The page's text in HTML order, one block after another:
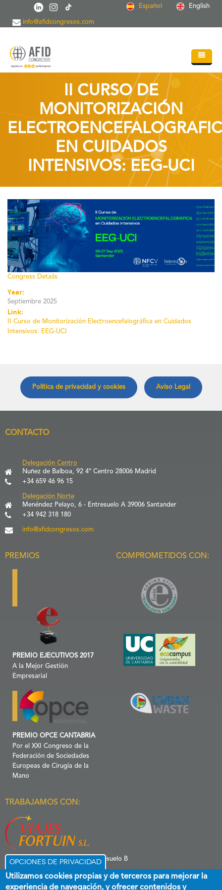
Pasar al contenido principal Español English
info@afidcongresos.com
Quiénes somos
Servicios
Soc.Científicas
Contacto
II CURSO DE
MONITORIZACIÓN
EN CUIDADOS
INTENSIVOS: EEG-UCI
Congress Details
Year:
Septiembre 2025
Link:
II Curso de Monitorización Electroencefalográfica en Cuidados
Intensivos: EEG-UCI
Política de privacidad y cookies Aviso Legal
CONTACTO
Delegación Centro
Nuñez de Balboa, 92 4º Centro 28006 Madrid
+34 659 46 96 15
Delegación Norte
Menéndez Pelayo, 6 - Entresuelo A 39006 Santander
+34 942 318 180
info@afidcongresos.com
PREMIOS
PREMIO EJECUTIVOS 2017
A la Mejor Gestión
Empresarial
PREMIO OPCE CANTABRIA
Por el XXI Congreso de la
Federación de Sociedades
Europeas de Cirugía de la
Mano
COMPROMETIDOS CON:
TRABAJAMOS CON:
C/ Menéndez Pelayo 6 Entresuelo B
Opciones de privacidad
Utilizamos cookies propias y de terceros para mejorar la
experiencia de navegación, y ofrecer contenidos y